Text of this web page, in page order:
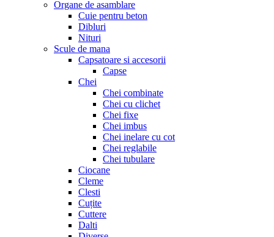
Organe de asamblare
Cuie pentru beton
Dibluri
Nituri
Scule de mana
Capsatoare si accesorii
Capse
Chei
Chei combinate
Chei cu clichet
Chei fixe
Chei imbus
Chei inelare cu cot
Chei reglabile
Chei tubulare
Ciocane
Cleme
Clesti
Cuțite
Cuttere
Dalti